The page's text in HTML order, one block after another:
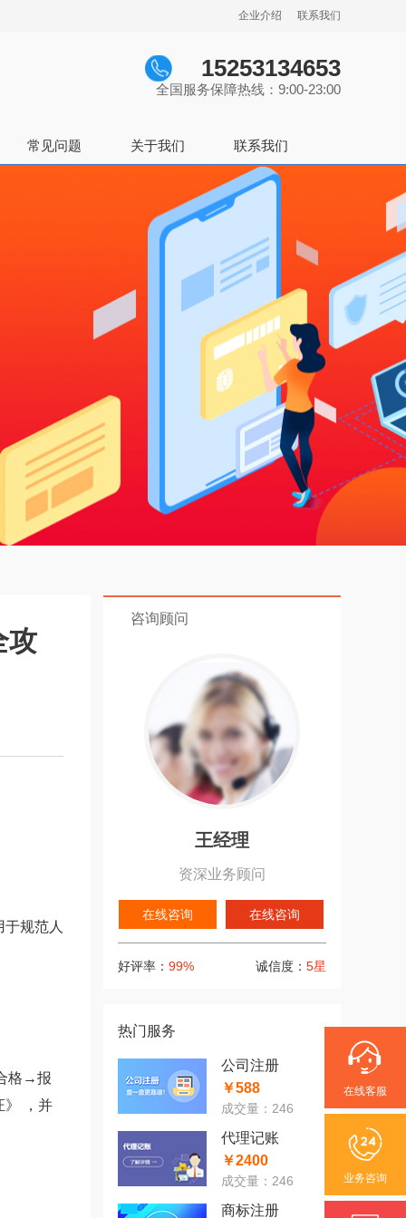
企业介绍 联系我们
15253134653
全国服务保障热线：9:00-23:00
常见问题 关于我们 联系我们
攻
规范人
格→报
》 ，并
咨询顾问
王经理
资深业务顾问
在线咨询 在线咨询
好评率： 99% 诚信度： 5星
热门服务
公司注册
￥588
成交量：246
代理记账
￥2400
成交量：246
商标注册
在线客服
业务咨询